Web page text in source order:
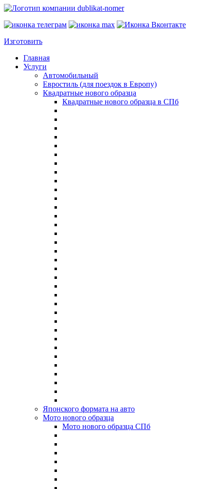
Изготовить
Главная
Услуги
Автомобильный
Евростиль (для поездок в Европу)
Квадратные нового образца
Квадратные нового образца в СПб
Японского формата на авто
Мото нового образца
Мото нового образца СПб